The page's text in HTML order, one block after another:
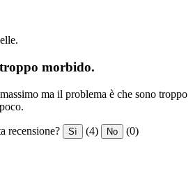
morbido.
ma il problema è che sono troppo
recensione? Sì (4) No (0)